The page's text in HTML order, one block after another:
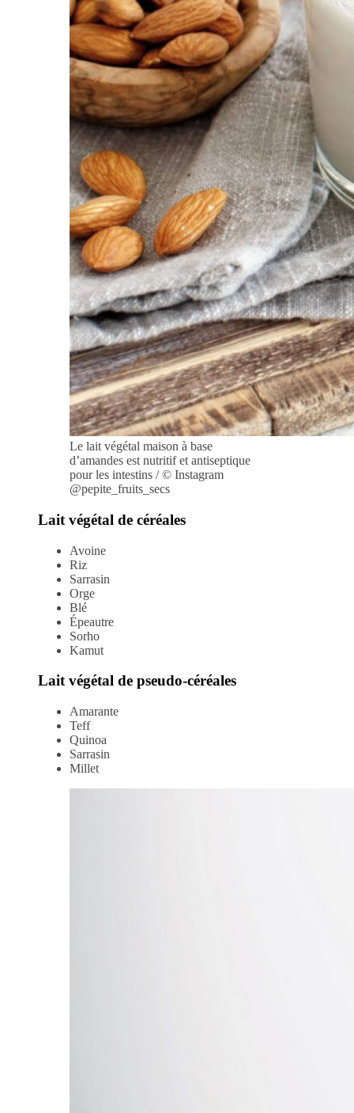
Le lait végétal maison à base
d’amandes est nutritif et antiseptique
pour les intestins / © Instagram
@pepite_fruits_secs
Lait végétal de céréales
Avoine
Riz
Sarrasin
Orge
Blé
Épeautre
Sorho
Kamut
Lait végétal de pseudo-céréales
Amarante
Teff
Quinoa
Sarrasin
Millet